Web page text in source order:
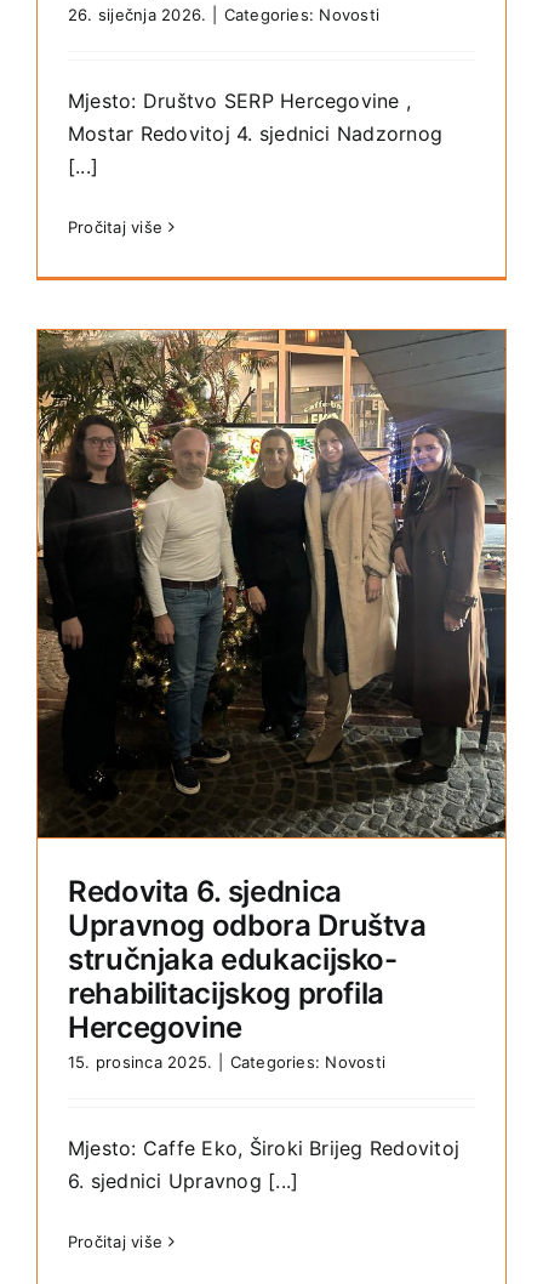
26. siječnja 2026. Categories: Novosti
Mjesto: Društvo SERP Hercegovine ,
Mostar Redovitoj 4. sjednici Nadzornog
[...]
Pročitaj više
Redovita 6. sjednica
Upravnog odbora Društva
stručnjaka edukacijsko-
rehabilitacijskog profila
Hercegovine
15. prosinca 2025. Categories: Novosti
Mjesto: Caffe Eko, Široki Brijeg Redovitoj
6. sjednici Upravnog [...]
Pročitaj više